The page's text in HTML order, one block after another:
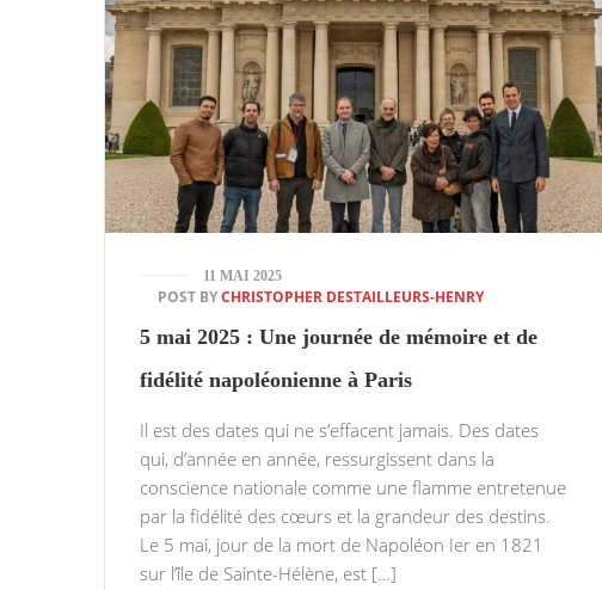
11 MAI 2025
POST BYCHRISTOPHER DESTAILLEURS-HENRY
5 mai 2025 : Une journée de mémoire et de
fidélité napoléonienne à Paris
Il est des dates qui ne s’effacent jamais. Des dates
qui, d’année en année, ressurgissent dans la
conscience nationale comme une flamme entretenue
par la fidélité des cœurs et la grandeur des destins.
Le 5 mai, jour de la mort de Napoléon Ier en 1821
sur l’île de Sainte-Hélène, est […]